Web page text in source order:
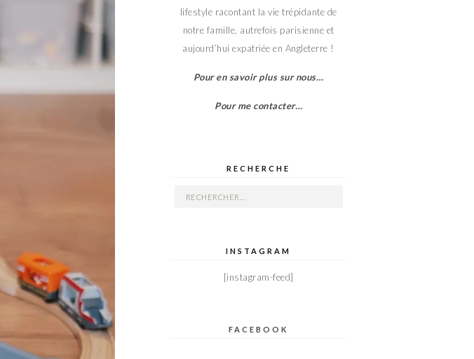
lifestyle racontant la vie trépidante de
notre famille, autrefois parisienne et
aujourd’hui expatriée en Angleterre !
Pour en savoir plus sur nous…
Pour me contacter…
RECHERCHE
Rechercher :
INSTAGRAM
[instagram-feed]
FACEBOOK